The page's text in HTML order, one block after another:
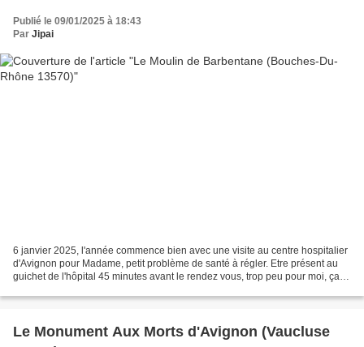
Publié le 09/01/2025 à 18:43
Par Jipai
6 janvier 2025, l'année commence bien avec une visite au centre hospitalier
d'Avignon pour Madame, petit problème de santé à régler. Etre présent au
guichet de l'hôpital 45 minutes avant le rendez vous, trop peu pour moi, ça
Le Monument Aux Morts d'Avignon (Vaucluse